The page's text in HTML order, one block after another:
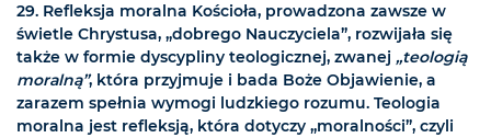
29. Refleksja moralna Kościoła, prowadzona zawsze w
świetle Chrystusa, „dobrego Nauczyciela”, rozwijała się
także w formie dyscypliny teologicznej, zwanej „teologią
moralną”, która przyjmuje i bada Boże Objawienie, a
zarazem spełnia wymogi ludzkiego rozumu. Teologia
moralna jest refleksją, która dotyczy „moralności”, czyli